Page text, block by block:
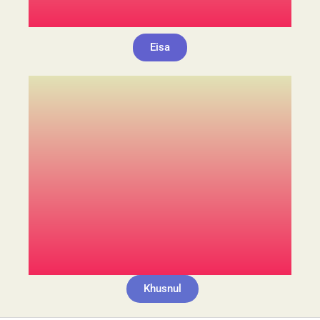
Eisa
Khusnul